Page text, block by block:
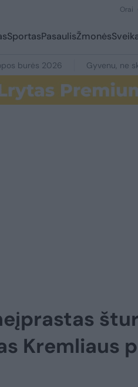
Orai
SportasPasaulisŽmonės
burės 2026 Gyvenu, ne
Kremliaus